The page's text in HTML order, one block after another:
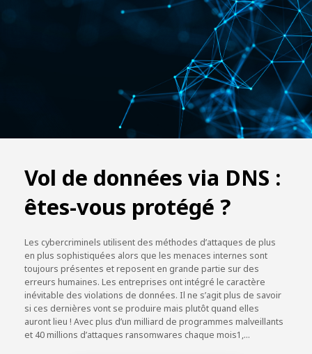
Vol de données via DNS :
êtes-vous protégé ?
Les cybercriminels utilisent des méthodes d’attaques de plus
en plus sophistiquées alors que les menaces internes sont
toujours présentes et reposent en grande partie sur des
erreurs humaines. Les entreprises ont intégré le caractère
inévitable des violations de données. Il ne s’agit plus de savoir
si ces dernières vont se produire mais plutôt quand elles
auront lieu ! Avec plus d’un milliard de programmes malveillants
et 40 millions d’attaques ransomwares chaque mois1,…